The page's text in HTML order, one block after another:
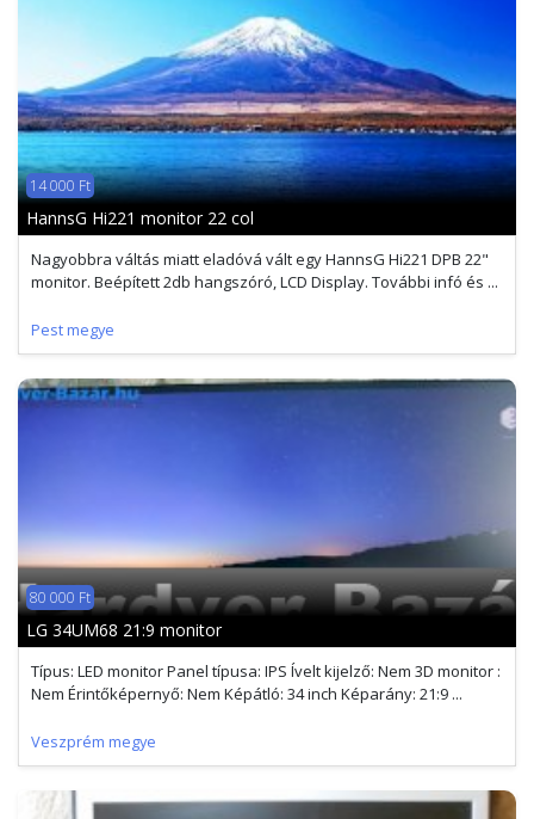
14 000 Ft
HannsG Hi221 monitor 22 col
Nagyobbra váltás miatt eladóvá vált egy HannsG Hi221 DPB 22"
monitor. Beépített 2db hangszóró, LCD Display. További infó és ...
Pest megye
80 000 Ft
LG 34UM68 21:9 monitor
Típus: LED monitor Panel típusa: IPS Ívelt kijelző: Nem 3D monitor :
Nem Érintőképernyő: Nem Képátló: 34 inch Képarány: 21:9 ...
Veszprém megye